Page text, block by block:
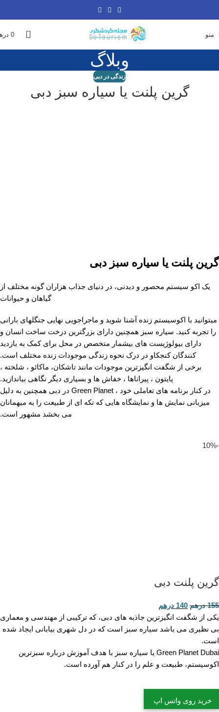
منو 0
وبلاگ
زندگی در دبی
گرین پلنت یا سیاره سبز دبی
گرین پلنت یا سیاره سبز دبی
یک اکو سیستم محصور و دیدنی، در دنیای جذاب هزاران گونه مختلف از
گیاهان و حیوانات
میتوانید با اکوسیستم زنده آشنا شوید و ماجراجویی نهایی جنگلهای بارانی
را تجربه کنید. سیاره سبز همچنین دارای بزرگترین درخت ساخت انسان و
دارای بیولوژیست های بیشمار متخصص در محل برای کمک به بازدید
کنندگان کنجکاو در درک نحوه زندگی موجودات زنده مختلف است.
برخی از شگفت انگیزترین موجودات مانند تاشکان، ماکائو ، شلخته ،
پایتون ، پیراناها ، خفاش ها و بسیاری دیگر نگاهی بیاندازید.
در کنار برنامه های تعاملی خود ، Green Planet در دبی همچنین به دلیل
میزبانی نمایش ها و نمایشگاه هایی که تکه ای از طبیعت را به میهمانان
می بخشد مشهور است.
-10%
گرین پلنت دبی
155 درهم 140 درهم
یکی از شگفت انگیزترین جاذبه های دبی، که ترکیبی از مهندسی و معماری
بی نظیری می باشد سیاره سبز است که در دل شهری بیابانی ایجاد شده
است.
Green Planet Dubai یا سیاره سبز با هدف آموزش درباره سبزترین
اکوسیستم، طبیعت و علم را در کنار هم آورده است.
خرید روی واتس اپ